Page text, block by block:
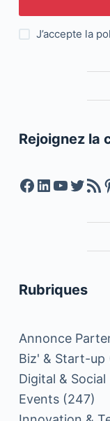
J’accepte la
Rejoignez la
Facebook
LinkedIn
Feed
Rubriques
Annonce
Biz' & Start-up
Digital & Social
Events(247)